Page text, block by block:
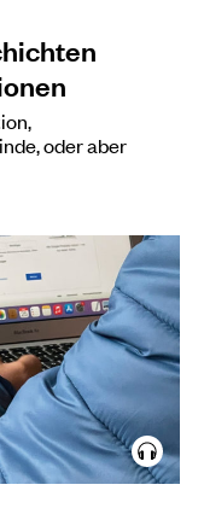
oder aber